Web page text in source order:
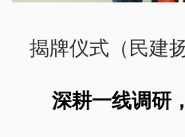
揭牌仪式（民建
深耕一线调研